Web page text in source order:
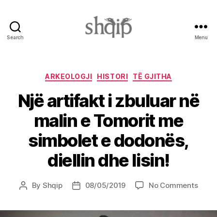
Search Menu
Categories
ARKEOLOGJI HISTORI TË GJITHA
Një artifakt i zbuluar në
malin e Tomorit me
simbolet e dodonës,
diellin dhe lisin!
Post
By Shqip
Post08/05/2019 No Commentson